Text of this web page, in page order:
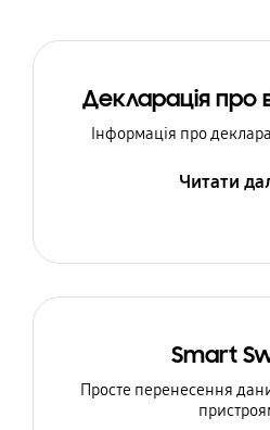
Декларація про
Інформація про
Читати
Smart
Просте перенесення